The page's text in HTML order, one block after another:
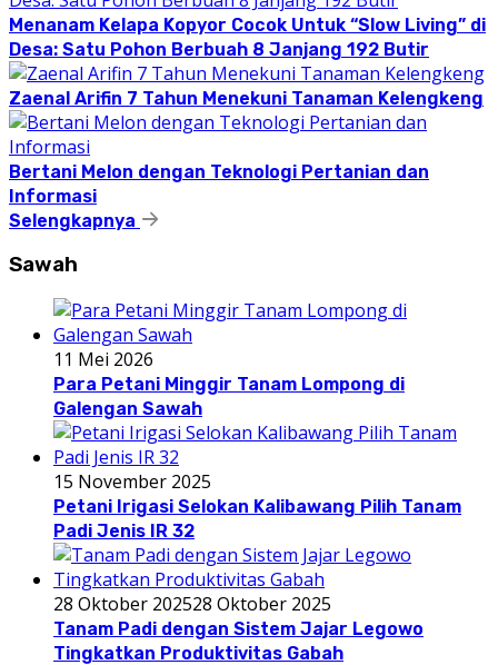
Menanam Kelapa Kopyor Cocok Untuk “Slow Living” di
Desa: Satu Pohon Berbuah 8 Janjang 192 Butir
Zaenal Arifin 7 Tahun Menekuni Tanaman Kelengkeng
Bertani Melon dengan Teknologi Pertanian dan
Informasi
Selengkapnya
Sawah
11 Mei 2026
Para Petani Minggir Tanam Lompong di
Galengan Sawah
15 November 2025
Petani Irigasi Selokan Kalibawang Pilih Tanam
Padi Jenis IR 32
28 Oktober 202528 Oktober 2025
Tanam Padi dengan Sistem Jajar Legowo
Tingkatkan Produktivitas Gabah